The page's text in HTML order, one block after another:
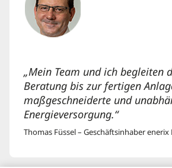
„Mein Team und ich begleiten
Beratung bis zur fertigen
maßgeschneiderte und
Energieversorgung.“
Thomas Füssel – Geschäftsinhaber enerix